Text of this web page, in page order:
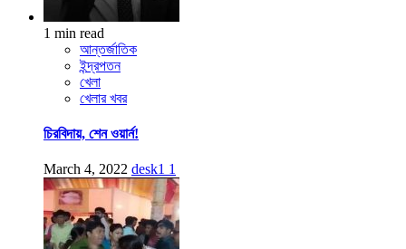
1 min read
আন্তর্জাতিক
ইন্দ্রপতন
খেলা
খেলার খবর
চিরবিদায়, শেন ওয়ার্ন!
March 4, 2022 desk1 1